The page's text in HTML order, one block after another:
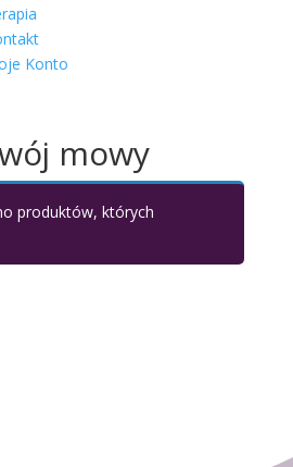
Konto
mowy
produktów, których